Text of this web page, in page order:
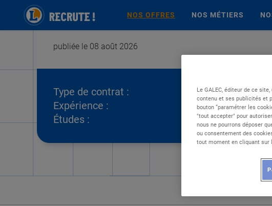
NOS OFFRES NOS MÉTIERS
publiée le 08 août 2026
Type de contrat :
Expérience :
Études :
Le GALEC, éditeur de ce
contenu et ses publicités et
bouton “paramétrer les
"tout accepter" pour
nous ne pourrons déposer
ou consentement des
tout moment en cliquant sur